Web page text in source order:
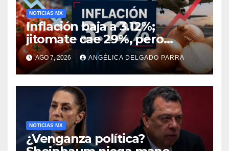
NOTICIAS MX
Inflación baja a 3.12%;
jitomate cae 29%, pero
cebolla y vuelos se
encarecen
AGO 7, 2026 ANGÉLICA DELGADO PARRA
NOTICIAS MX
¿Venganza política?